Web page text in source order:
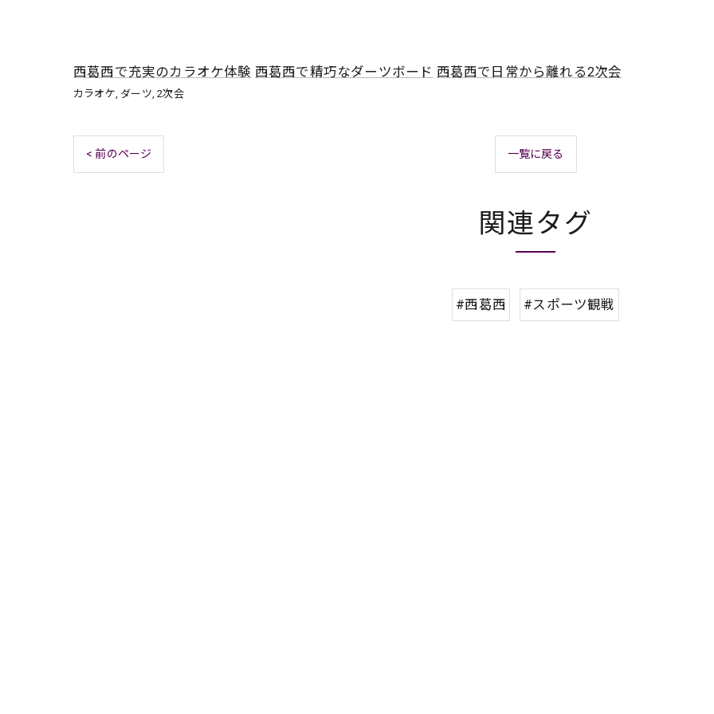
西葛西で充実のカラオケ体験 西葛西で精巧なダーツボード 西葛西で日常から離れる2次会
カラオケ ダーツ 2次会
< 前のページ 一覧に戻る
関連タグ
#西葛西 #スポーツ観戦